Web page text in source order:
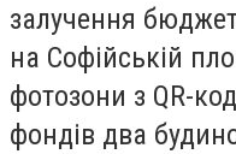
залучення
на Софійській
фотозони з QR-
фондів два